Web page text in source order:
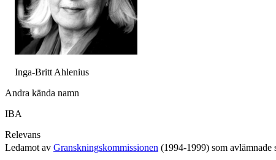
Inga-Britt Ahlenius
Andra kända namn
IBA
Relevans
Ledamot av Granskningskommissionen (1994-1999) som